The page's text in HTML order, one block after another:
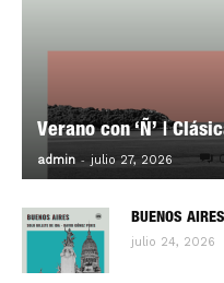
Verano con ‘Ñ’ |
admin - julio 27, 2026 0
BUENOS
julio 24, 2026